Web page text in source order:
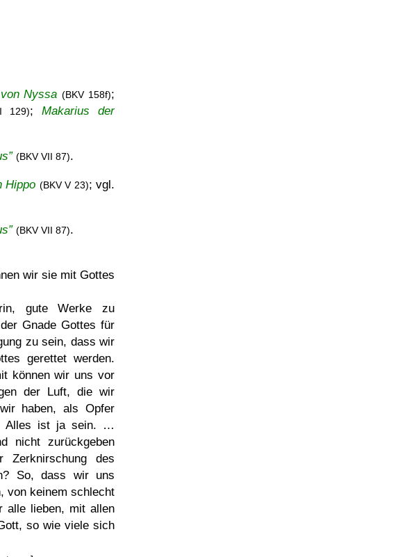
Nyssa (BKV 158f);
129); Makarius der
(BKV VII 87).
Hippo (BKV V 23); vgl.
(BKV VII 87).
wir sie mit Gottes
gute Werke zu
Gnade Gottes für
zu sein, dass wir
gerettet werden.
können wir uns vor
der Luft, die wir
haben, als Opfer
Alles ist ja sein. …
nicht zurückgeben
Zerknirschung des
So, dass wir uns
von keinem schlecht
alle lieben, mit allen
so wie viele sich